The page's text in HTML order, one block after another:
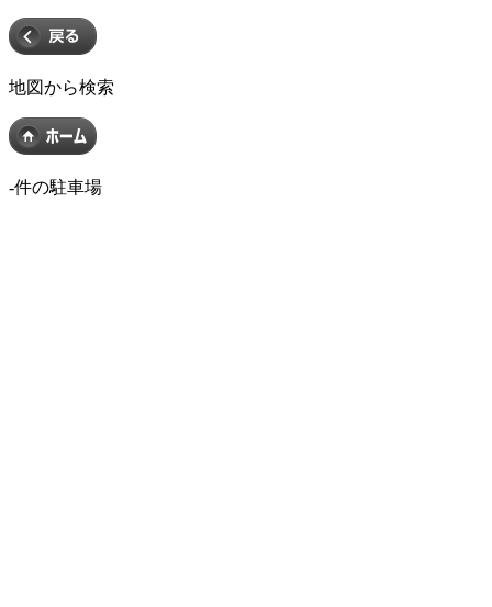
地図から検索
-件の駐車場